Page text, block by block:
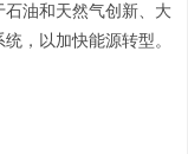
油和天然气创新、大
，以加快能源转型。